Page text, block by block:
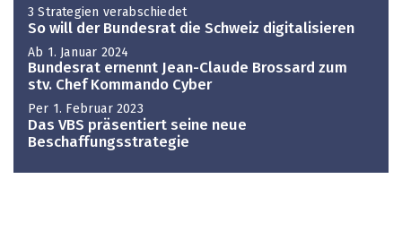
3 Strategien verabschiedet
So will der Bundesrat die Schweiz digitalisieren
Ab 1. Januar 2024
Bundesrat ernennt Jean-Claude Brossard zum
stv. Chef Kommando Cyber
Per 1. Februar 2023
Das VBS präsentiert seine neue
Beschaffungsstrategie